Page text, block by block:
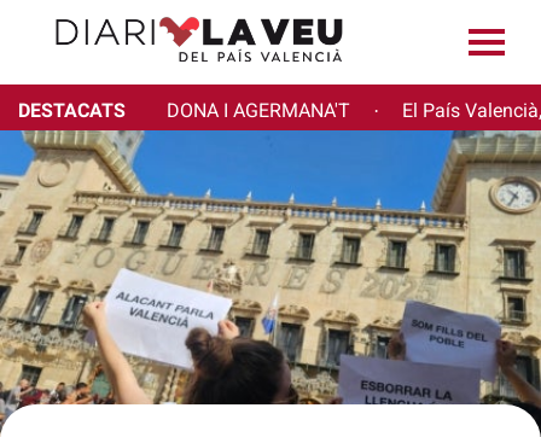
DESTACATS DONA I AGERMANA'T · El País